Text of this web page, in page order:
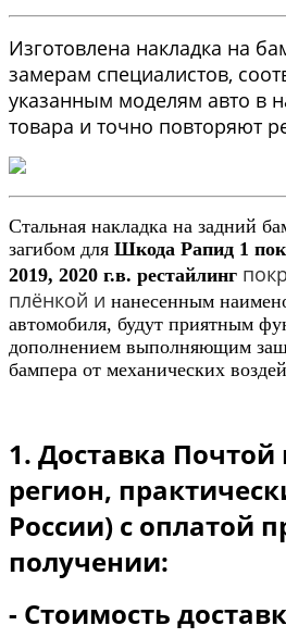
Изготовлена накладка на
замерам специалистов,
указанным моделям авто в
товара и точно повторяют
Стальная накладка на задний
загибом для Шкода Рапид 1
2019, 2020 г.в. рестайлинг
плёнкой и нанесенным
автомобиля, будут приятным
дополнением выполняющим
бампера от механических
1. Доставка
регион,
России) с оплатой
получении:
- Стоимость